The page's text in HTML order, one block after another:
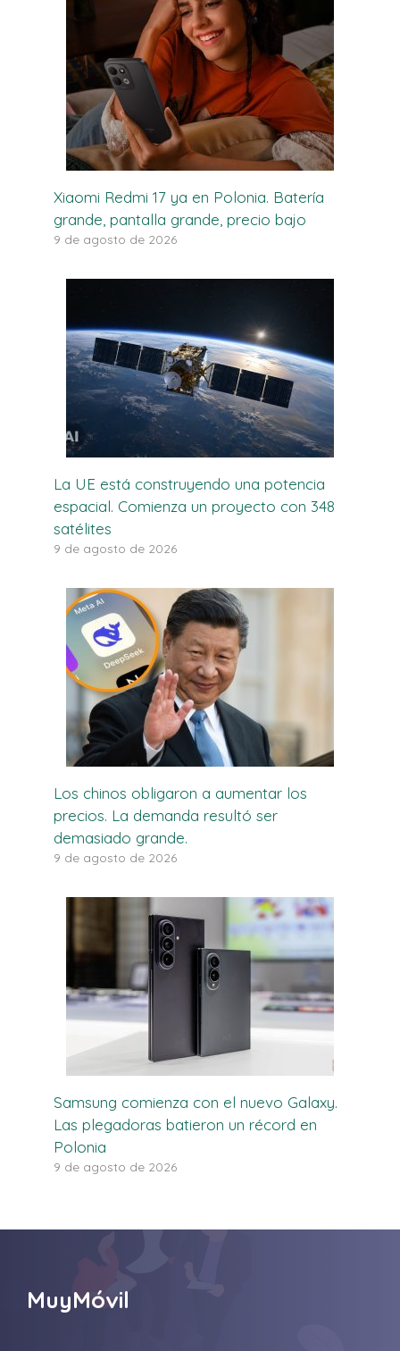
Xiaomi Redmi 17 ya en Polonia. Batería
grande, pantalla grande, precio bajo
9 de agosto de 2026
La UE está construyendo una potencia
espacial. Comienza un proyecto con 348
satélites
9 de agosto de 2026
Los chinos obligaron a aumentar los
precios. La demanda resultó ser
demasiado grande.
9 de agosto de 2026
Samsung comienza con el nuevo Galaxy.
Las plegadoras batieron un récord en
Polonia
9 de agosto de 2026
MuyMóvil